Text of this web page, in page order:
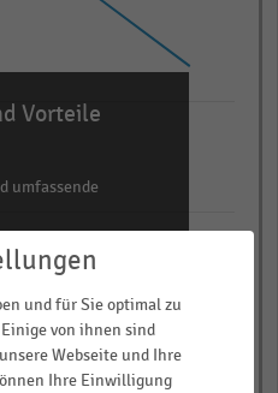
2019
Vorteile
umfassende
und Kennzahlen
PNG, PDF
und für Sie optimal zu
von ihnen sind
Webseite und Ihre
Ihre Einwilligung